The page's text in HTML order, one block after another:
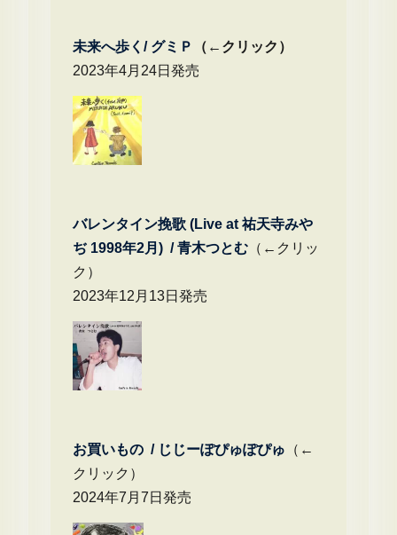
未来へ歩く/ グミＰ
（←クリック）
2023年4月24日発売
バレンタイン挽歌 (Live at 祐天寺みや
ぢ 1998年2月) / 青木つとむ（←クリッ
ク）
2023年12月13日発売
お買いもの / じじーぽぴゅぽぴゅ （←
クリック）
2024年7月7日発売